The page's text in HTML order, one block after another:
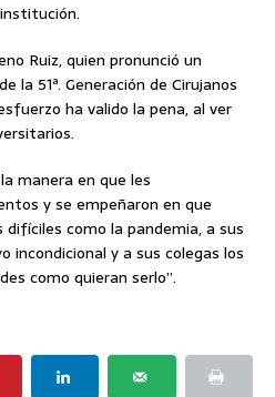
Ruiz, quien pronunció un
la 51ª. Generación de Cirujanos
ha valido la pena, al ver
manera en que les
y se empeñaron en que
como la pandemia, a sus
incondicional y a sus colegas los
como quieran serlo”.